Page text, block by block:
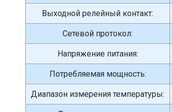
Выходной релейный контакт:
Сетевой протокол:
Напряжение питания:
Потребляемая мощность:
Диапазон измерения температуры: